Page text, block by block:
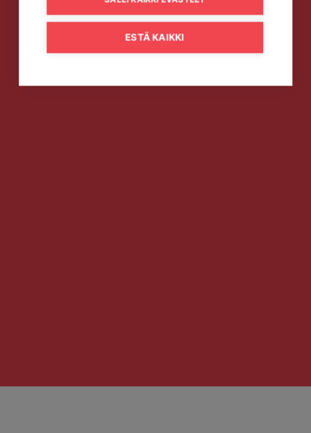
ESTÄ KAIKKI